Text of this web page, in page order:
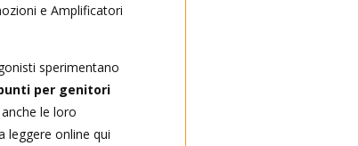
e Amplificatori
sperimentano
per genitori
le loro
leggere online qui